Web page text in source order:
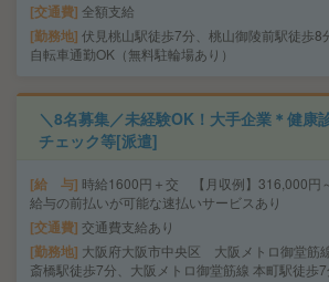
交通費 全額支給
勤務地 伏見桃山駅徒歩7分、桃山御陵前駅徒歩
自転車通勤OK（無料駐輪場あり）
＼8名募集／未経験OK！大手企業＊健康
チェック等[派遣]
給 与 時給1600円＋交 【月収例】316,000
給与の前払いが可能な速払いサービスあり
交通費 交通費支給あり
勤務地 大阪府大阪市中央区 大阪メトロ御堂筋
斎橋駅徒歩7分、大阪メトロ御堂筋線 本町駅徒歩7